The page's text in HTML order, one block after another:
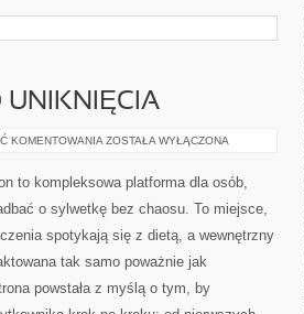
UNIKNIĘCIA
KOMENTOWANIA PODSTAWOWE
UNIKNIĘCIA
ZOSTAŁA WYŁĄCZONA
to kompleksowa platforma dla osób,
o sylwetkę bez chaosu. To miejsce,
spotykają się z dietą, a wewnętrzny
tak samo poważnie jak
powstała z myślą o tym, by